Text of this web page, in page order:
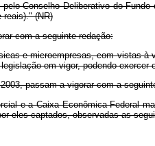
Conselho Deliberativo do
reais)." (NR)
com a seguinte redação:
e microempresas, com vistas
em vigor, podendo
passam a vigorar com a
e a Caixa Econômica Federal
eles captados, observadas as